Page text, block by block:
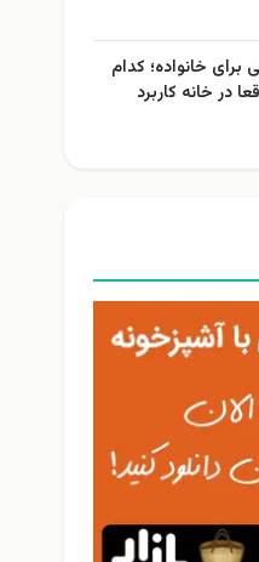
برای خانواده؛ کدام
در خانه کاربرد